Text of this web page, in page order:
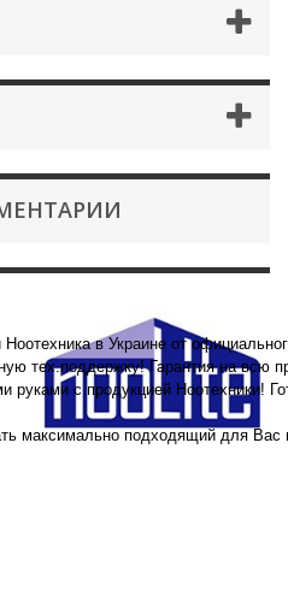
в Украине от
тех.поддержку! Гарантия на всю
руками с продукцией Ноотехники!
максимально подходящий для Вас